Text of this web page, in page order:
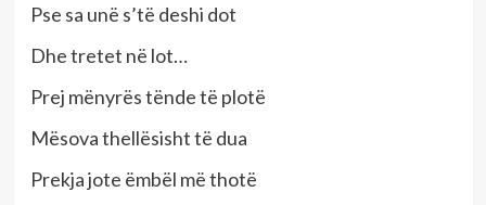
Pse sa unë s’të deshi dot
Dhe tretet në lot…
Prej mënyrës tënde të plotë
Mësova thellësisht të dua
Prekja jote ëmbël më thotë